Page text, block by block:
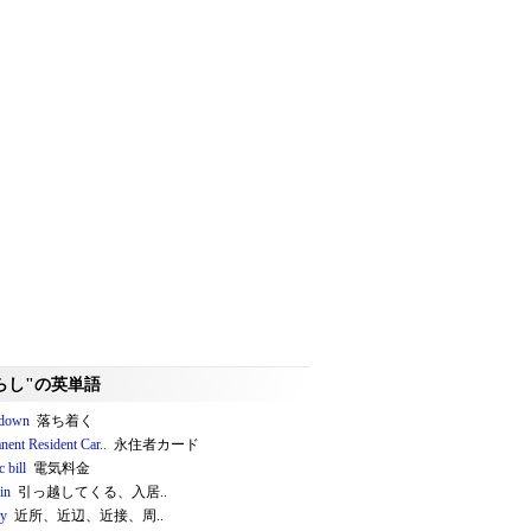
し"の英単語
落ち着く
Resident Car.. 永住者カード
bill 電気料金
引っ越してくる、入居..
近所、近辺、近接、周..